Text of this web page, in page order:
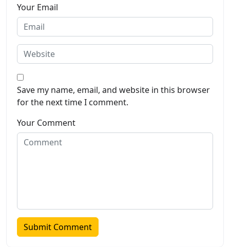
Your Email
Save my name, email, and website in this browser
for the next time I comment.
Your Comment